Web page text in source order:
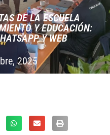
DE LA ESCUELA
Y EDUCACIÓN:
Y WEB
2025